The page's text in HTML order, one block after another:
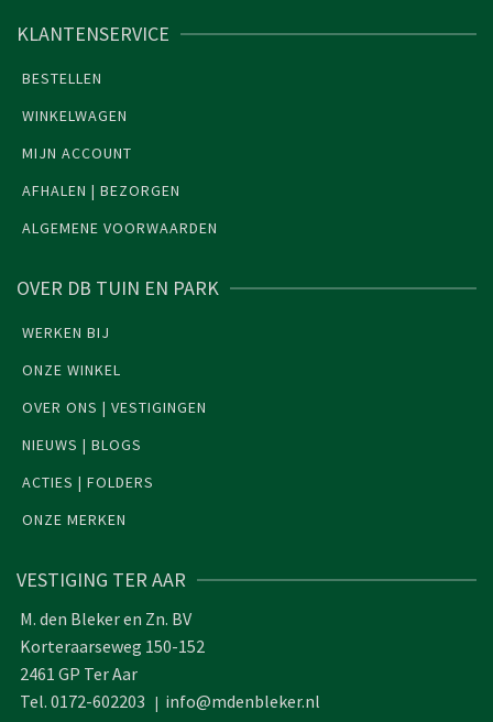
KLANTENSERVICE
BESTELLEN
WINKELWAGEN
MIJN ACCOUNT
AFHALEN | BEZORGEN
ALGEMENE VOORWAARDEN
OVER DB TUIN EN PARK
WERKEN BIJ
ONZE WINKEL
OVER ONS | VESTIGINGEN
NIEUWS | BLOGS
ACTIES | FOLDERS
ONZE MERKEN
VESTIGING TER AAR
M. den Bleker en Zn. BV
Korteraarseweg 150-152
2461 GP Ter Aar
Tel. 0172-602203 | info@mdenbleker.nl